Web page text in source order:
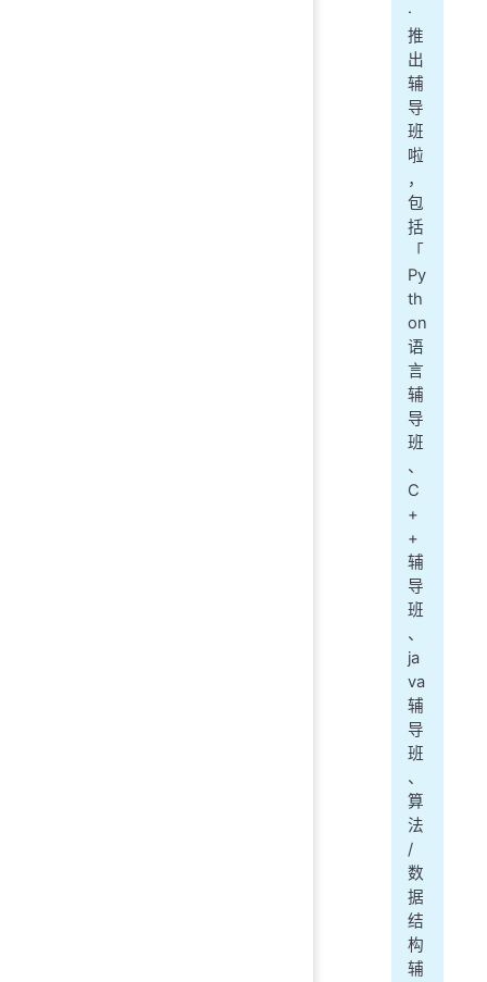
·
推
出
辅
导
班
啦
，
包
括
「
Py
th
on
语
言
辅
导
班
、
C
+
+
辅
导
班
、
ja
va
辅
导
班
、
算
法
/
数
据
结
构
辅